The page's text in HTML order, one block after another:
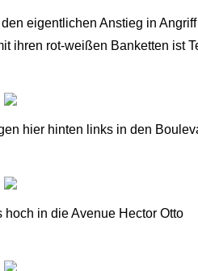
eigentlichen Anstieg in
ihren rot-weißen Banketten ist
hier hinten links in den
in die Avenue Hector Otto